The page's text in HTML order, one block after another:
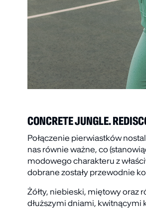
CONCRETE JUNGLE.
Połączenie pierwiastków
nas równie ważne, co
modowego charakteru z
dobrane zostały przewodnie
Żółty, niebieski, miętowy oraz
dłuższymi dniami, kwitnącymi